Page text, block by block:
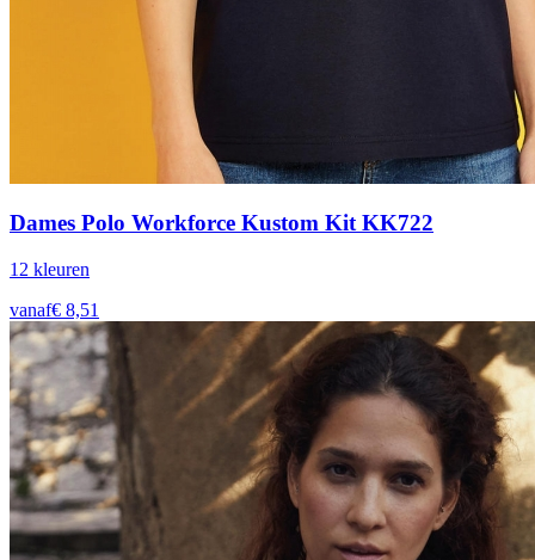
Dames Polo Workforce Kustom Kit KK722
12 kleuren
vanaf€ 8,51